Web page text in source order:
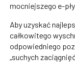
mocniejszego e-
Aby uzyskać
całkowitego
odpowiedniego
„suchych